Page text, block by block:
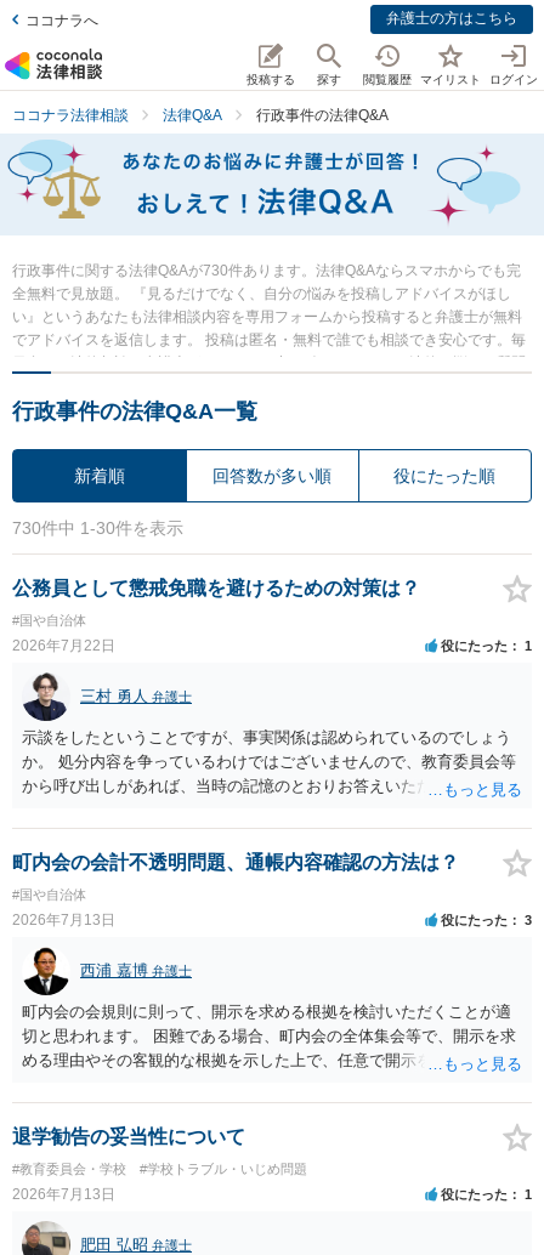
ココナラへ 弁護士の方はこちら
投稿する 探す 閲覧履歴 マイリスト ログイン
ココナラ法律相談 法律Q&A 行政事件の法律Q&A
行政事件に関する法律Q&Aが730件あります。法律Q&Aならスマホからでも完
全無料で見放題。 『見るだけでなく、自分の悩みを投稿しアドバイスがほし
い』というあなたも法律相談内容を専用フォームから投稿すると弁護士が無料
でアドバイスを返信します。 投稿は匿名・無料で誰でも相談でき安心です。毎
日多くの法律相談に弁護士がアドバイス中。 今すぐあなたの法律の悩み・質問
行政事件の法律Q&A一覧
新着順 回答数が多い順 役にたった順
730件中 1-30件を表示
公務員として懲戒免職を避けるための対策は？
#国や自治体
2026年7月22日 役にたった 1
三村 勇人 弁護士
示談をしたということですが、事実関係は認められているのでしょう
か。 処分内容を争っているわけではございませんので、教育委員会等
から呼び出しがあれば、当時の記憶のとおりお答えいただくことにな
町内会の会計不透明問題、通帳内容確認の方法は？
#国や自治体
2026年7月13日 役にたった 3
西浦 嘉博 弁護士
町内会の会規則に則って、開示を求める根拠を検討いただくことが適
切と思われます。 困難である場合、町内会の全体集会等で、開示を求
める理由やその客観的な根拠を示した上で、任意で開示を求めること
法律事務所での相談を検討ください。
退学勧告の妥当性について
#教育委員会・学校 #学校トラブル・いじめ問題
2026年7月13日 役にたった 1
肥田 弘昭 弁護士